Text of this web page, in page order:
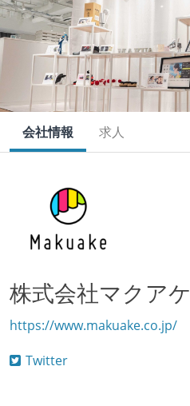
会社情報 求人
株式会社マクアケ
https://www.makuake.co.jp/
Twitter